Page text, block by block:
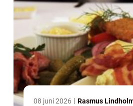
08 juni 2026 Rasmus